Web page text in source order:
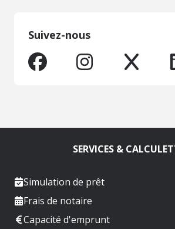
Suivez-nous
SERVICES &
Simulation de prêt
Frais de notaire
Capacité d'emprunt